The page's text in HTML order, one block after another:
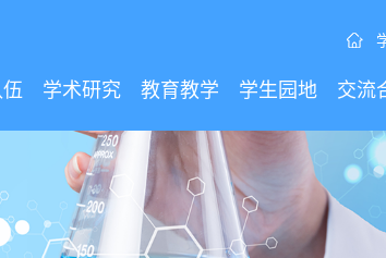
学术研究 教育教学 学生园地 交流